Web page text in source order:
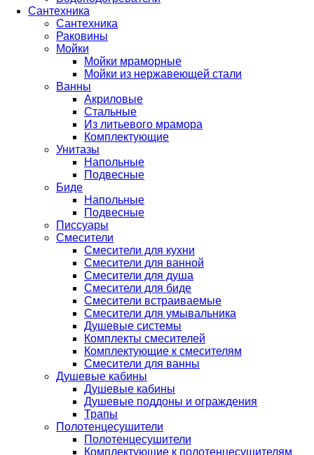
Сантехника
Сантехника
Раковины
Мойки
Мойки мраморные
Мойки из нержавеющей стали
Ванны
Акриловые
Стальные
Из литьевого мрамора
Комплектующие
Унитазы
Напольные
Подвесные
Биде
Напольные
Подвесные
Писсуары
Смесители
Смесители для кухни
Смесители для ванной
Смесители для душа
Смесители для биде
Смесители встраиваемые
Смесители для умывальника
Душевые системы
Комплекты смесителей
Комплектующие к смесителям
Смесители для ванны
Душевые кабины
Душевые кабины
Душевые поддоны и ограждения
Трапы
Полотенцесушители
Полотенцесушители
Комплектующие к полотенцесушителям